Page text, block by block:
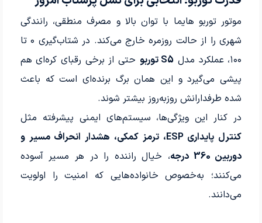
موتور توربو هایما با توان بالا و مصرف منطقی، رانندگی
شهری را از حالت روزمره خارج می‌کند. در شتاب‌گیری ۰ تا
۱۰۰، عملکرد مدل
S5 توربو
حتی از برخی رقبای کره‌ای هم
پیشی می‌گیرد و این همان برگ برنده‌ای است که باعث
شده طرفدارانش روزبه‌روز بیشتر شوند.
در کنار این ویژگی‌ها، سیستم‌های ایمنی پیشرفته مثل
کنترل پایداری ESP، ترمز کمکی، هشدار انحراف مسیر و
دوربین 360 درجه
، خیال راننده را در هر مسیر آسوده
می‌کنند؛ به‌خصوص خانواده‌هایی که امنیت را اولویت
می‌دانند.